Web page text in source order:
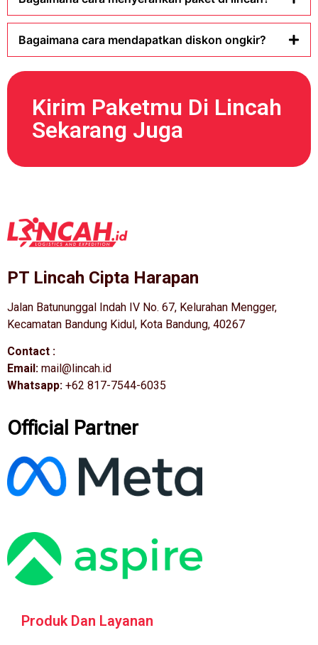
Bagaimana cara mendapatkan diskon ongkir?
Kirim Paketmu Di Lincah
Sekarang Juga
PT Lincah Cipta Harapan
Jalan Batununggal Indah IV No. 67, Kelurahan Mengger,
Kecamatan Bandung Kidul, Kota Bandung, 40267
Contact :
Email: mail@lincah.id
Whatsapp: +62 817-7544-6035
Official Partner
Produk Dan Layanan